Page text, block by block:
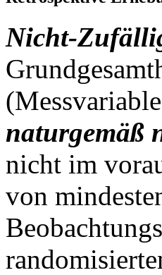
Nicht-
naturgemäß
nicht im
von